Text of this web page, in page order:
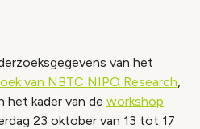
van het
van NBTC NIPO Research,
het kader van de workshop
23 oktober van 13 tot 17